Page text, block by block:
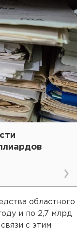
областного
и по 2,7 млрд
с этим